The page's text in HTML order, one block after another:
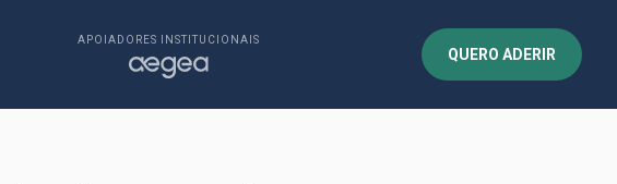
APOIADORES INSTITUCIONAIS
QUERO ADERIR